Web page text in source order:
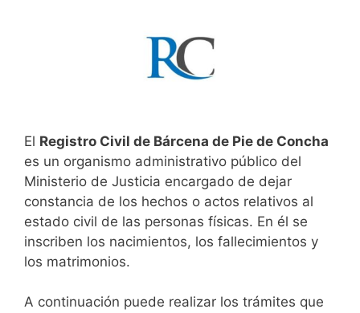
El Registro Civil de Bárcena de Pie de Concha
es un organismo administrativo público del
Ministerio de Justicia encargado de dejar
constancia de los hechos o actos relativos al
estado civil de las personas físicas. En él se
inscriben los nacimientos, los fallecimientos y
los matrimonios.
A continuación puede realizar los trámites que